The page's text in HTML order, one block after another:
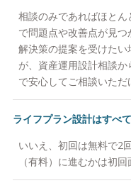
相談のみであればほと
で問題点や改善点が見
解決策の提案を受けた
が、資産運用設計相談
で安心してご相談いただ
ライフプラン設計はすべ
いいえ、初回は無料で2
（有料）に進むかは初